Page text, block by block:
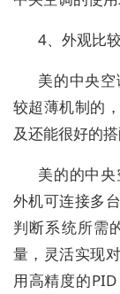
4、外观比
美的中央
较超薄机制的
及还能很好的
美的的中
外机可连接多
判断系统所需
量，灵活实现
用高精度的